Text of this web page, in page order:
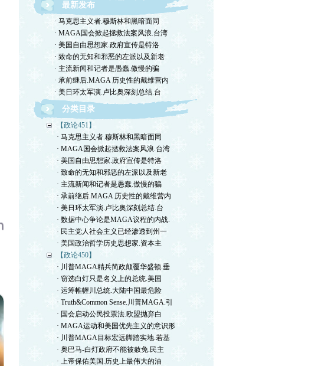
最新发布
· 马克思主义者.穆斯林和黑暗面同
· MAGA国会掀起拯救法案风浪.台湾
· 美国自由思想家.政府宣传是特洛
· 致命的无知和邪恶的左派以及新老
· 主流新闻和记者是愚蠢.傲慢的骗
· 承前继后.MAGA 历史性的戴维营内
· 美日环太军演.卢比奥深刻总结.台
分类目录
【政论451】
· 马克思主义者.穆斯林和黑暗面同
· MAGA国会掀起拯救法案风浪.台湾
· 美国自由思想家.政府宣传是特洛
· 致命的无知和邪恶的左派以及新老
· 主流新闻和记者是愚蠢.傲慢的骗
· 承前继后.MAGA 历史性的戴维营内
· 美日环太军演.卢比奥深刻总结.台
· 数据中心争论是MAGA议程的内战.
· 民主党人社会主义已经渗透到州一
· 美国政治哲学历史思想家.资本主
【政论450】
· 川普MAGA精兵简政颠覆华盛顿.垂
· 窃选白灯只是名义上的总统.美国
· 运筹帷幄川总统.大陆中国最危险
· Truth&Common Sense.川普MAGA.引
· 国会启动公民投票法.欧盟抛弃白
· MAGA运动和美国优先主义的意识形
· 川普MAGA目标宏远脚踏实地.若基
· 奥巴马-白灯政府不能被赦免.民主
· 上帝保佑美国.历史上最伟大的油